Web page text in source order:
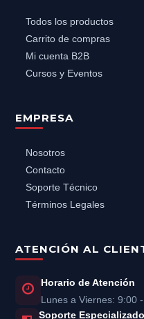
Todos los productos
Carrito de compras
Mi cuenta B2B
Cursos y Eventos
EMPRESA
Nosotros
Contacto
Soporte Técnico
Términos Legales
ATENCIÓN AL
Horario de Atención
Lunes a Viernes: 9:00
Soporte Especializado